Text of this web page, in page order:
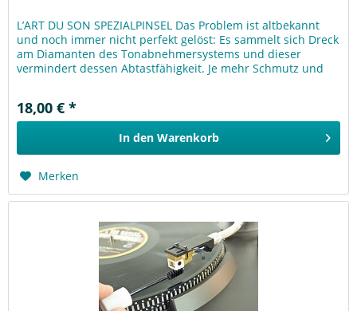
L’ART DU SON SPEZIALPINSEL Das Problem ist altbekannt
und noch immer nicht perfekt gelöst: Es sammelt sich Dreck
am Diamanten des Tonabnehmersystems und dieser
vermindert dessen Abtastfähigkeit. Je mehr Schmutz und
18,00 € *
In den Warenkorb
Merken